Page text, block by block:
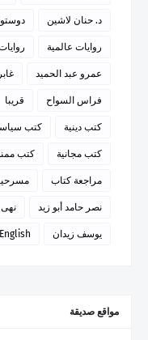
د. حنان لاشين
روايات عالمية
عمرو عبد الحميد
فراس السواح قريبا
كتب دينية كتب
كتب مجانية كتب
مراجعة كتاب
نصر حامد أبو زيد نهى
يوسف زيدان
مواقع صديقة